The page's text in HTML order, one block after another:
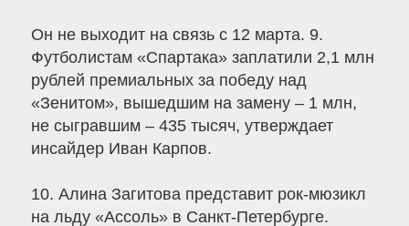
Он не выходит на связь с 12 марта. 9.
Футболистам «Спартака» заплатили 2,1 млн
рублей премиальных за победу над
«Зенитом», вышедшим на замену – 1 млн,
не сыгравшим – 435 тысяч, утверждает
инсайдер Иван Карпов.
10. Алина Загитова представит рок-мюзикл
на льду «Ассоль» в Санкт-Петербурге.